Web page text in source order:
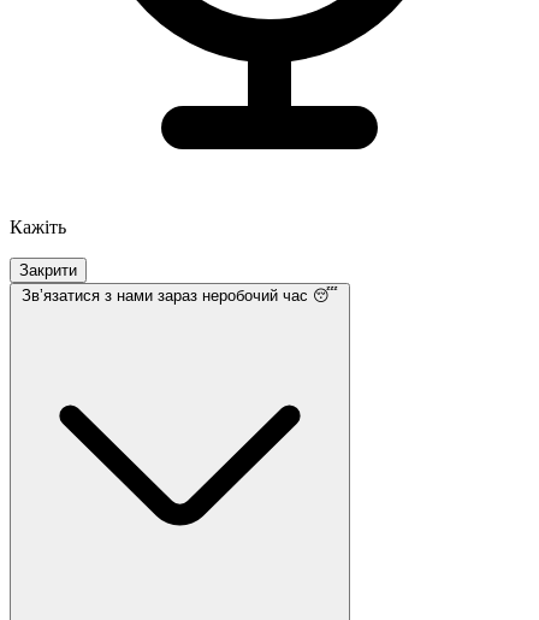
Кажіть
Закрити
Звʼязатися з нами зараз неробочий час 😴